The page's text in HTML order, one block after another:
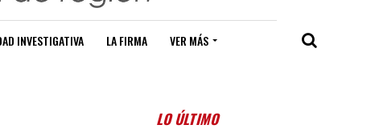
INVESTIGATIVA LA FIRMA VER MÁS
LO ÚLTIMO